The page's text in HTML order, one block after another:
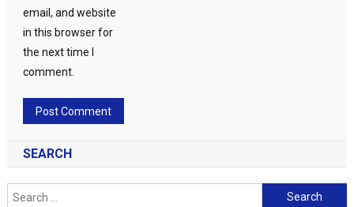
email, and website
in this browser for
the next time I
comment.
SEARCH
Search